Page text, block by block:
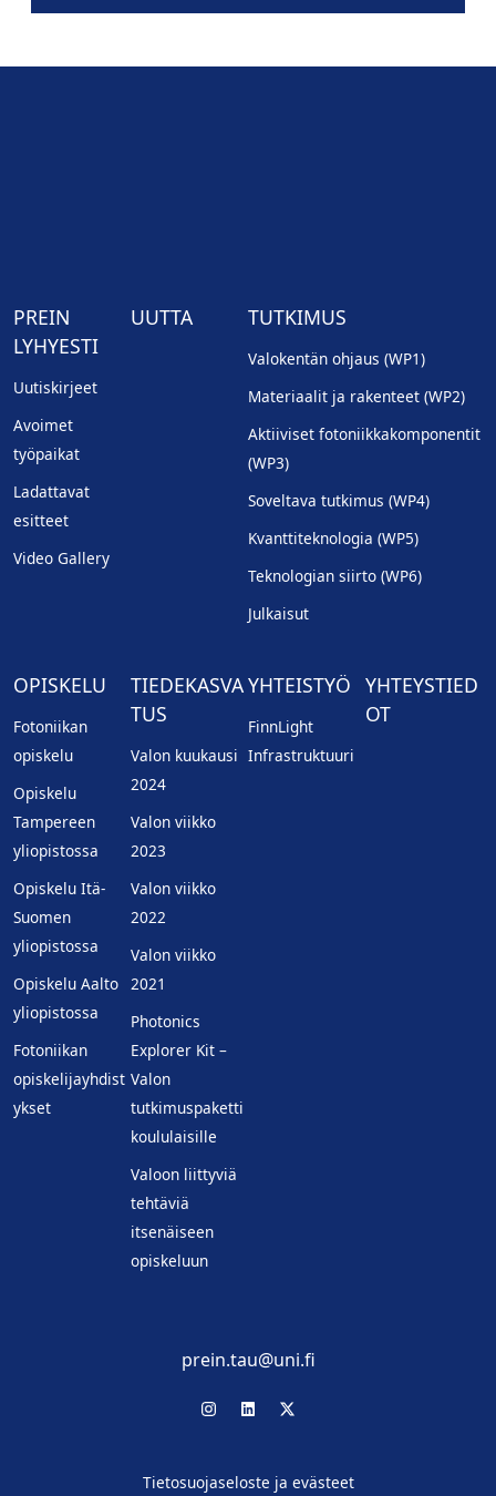
PREIN
LYHYESTI
Uutiskirjeet
Avoimet
työpaikat
Ladattavat
esitteet
Video Gallery
UUTTA TUTKIMUS
Valokentän ohjaus (WP1)
Materiaalit ja rakenteet (WP2)
Aktiiviset fotoniikkakomponentit
(WP3)
Soveltava tutkimus (WP4)
Kvanttiteknologia (WP5)
Teknologian siirto (WP6)
Julkaisut
OPISKELU
Fotoniikan
opiskelu
Opiskelu
Tampereen
yliopistossa
Opiskelu Itä-
Suomen
yliopistossa
Opiskelu Aalto
yliopistossa
Fotoniikan
opiskelijayhdist
ykset
TIEDEKASVA
TUS
Valon kuukausi
2024
Valon viikko
2023
Valon viikko
2022
Valon viikko
2021
Photonics
Explorer Kit –
Valon
tutkimuspaketti
koululaisille
Valoon liittyviä
tehtäviä
itsenäiseen
opiskeluun
YHTEISTYÖ
FinnLight
Infrastruktuuri
YHTEYSTIED
OT
prein.tau@uni.fi
Tietosuojaseloste ja evästeet